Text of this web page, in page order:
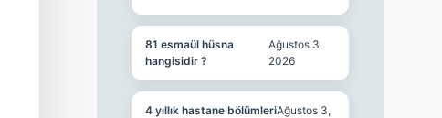
81 esmaül hüsna
hangisidir ?
Ağustos 3,
2026
4 yıllık hastane bölümleriAğustos 3,